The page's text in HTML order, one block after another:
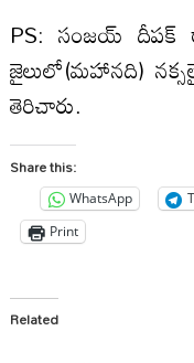
PS: సంజయ్ దీపక్
జైలులో(మహానది)
తెరిచారు.
Share this:
WhatsApp
Print
Related